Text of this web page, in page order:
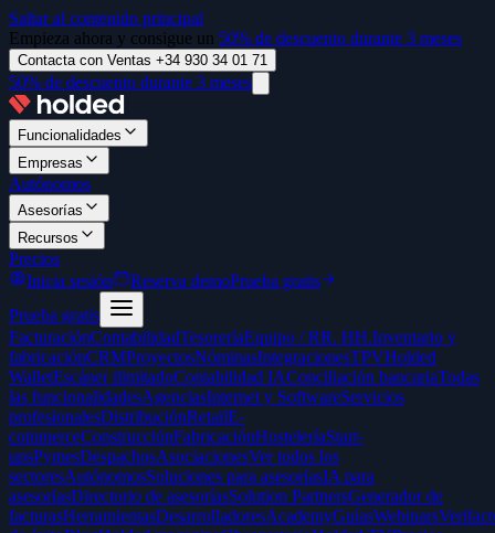
Saltar al contenido principal
Empieza ahora y consigue un 50% de descuento durante 3 meses
Contacta con Ventas +34 930 34 01 71
50% de descuento durante 3 meses
Funcionalidades
Empresas
Autónomos
Asesorías
Recursos
Precios
Inicia sesión
Reserva demoPrueba gratis
Prueba gratis
FacturaciónContabilidadTesoreríaEquipo / RR. HH.Inventario y
fabricaciónCRMProyectosNóminasIntegracionesTPVHolded
WalletEscáner ilimitadoContabilidad IAConciliación bancariaTodas
las funcionalidadesAgenciasInternet y SoftwareServicios
profesionalesDistribuciónRetailE-
commerceConstrucciónFabricaciónHosteleríaStart-
upsPymesDespachosAsociacionesVer todos los
sectoresAutónomosSoluciones para asesoríasIA para
asesoríasDirectorio de asesoríasSolution PartnersGenerador de
facturasHerramientasDesarrolladoresAcademyGuíasWebinars